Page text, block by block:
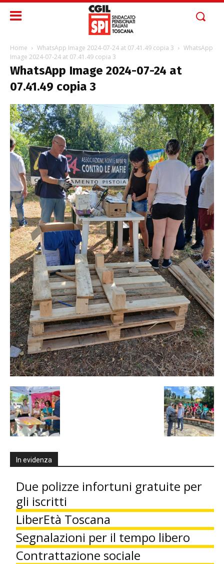
Home WhatsApp Image 2024-07-24 at 07.41.49 copia 3
WhatsApp
Image 2024-07-24 at 07.41.49 copia 3
WhatsApp Image 2024-07-24 at
07.41.49 copia 3
In evidenza
Due polizze infortuni gratuite per
gli iscritti
LiberEtà Toscana
Segnalazioni per il tempo libero
Contrattazione sociale